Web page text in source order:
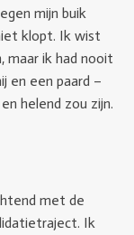
mijn buik
klopt. Ik wist
maar ik had nooit
en een paard –
helend zou zijn.
met de
Ik